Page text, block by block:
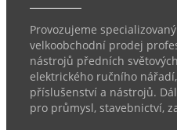
Provozujeme
velkoobchodní prodej
nástrojů předních
elektrického ručního
příslušenství a nástrojů.
pro průmysl, stavebnictví,